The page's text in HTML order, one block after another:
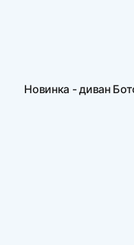
Новинка - диван